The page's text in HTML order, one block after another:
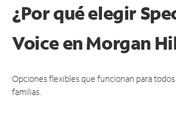
¿Por qué elegir
Voice en Morgan
Opciones flexibles que funcionan para
familias.